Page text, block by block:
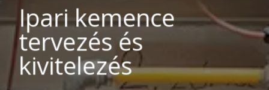
Ipari kemence
tervezés és
kivitelezés